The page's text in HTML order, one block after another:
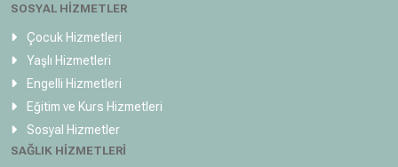
SOSYAL HİZMETLER
Çocuk Hizmetleri
Yaşlı Hizmetleri
Engelli Hizmetleri
Eğitim ve Kurs Hizmetleri
Sosyal Hizmetler
SAĞLIK HİZMETLERİ